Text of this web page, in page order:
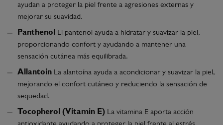
ayudan a proteger la piel frente a agresiones externas y
mejorar su suavidad.
Panthenol El pantenol ayuda a hidratar y suavizar la piel,
proporcionando confort y ayudando a mantener una
sensación cutánea más equilibrada.
Allantoin La alantoína ayuda a acondicionar y suavizar la piel,
mejorando el confort cutáneo y reduciendo la sensación de
sequedad.
Tocopherol (Vitamin E) La vitamina E aporta acción